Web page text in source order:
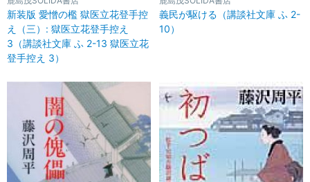
新装版 愛憎の檻 獄医立花登手控
え（三）: 獄医立花登手控え
3（講談社文庫 ふ 2-13 獄医立花
登手控え 3）
義民が駆ける（講談社文庫 ふ 2-
10）